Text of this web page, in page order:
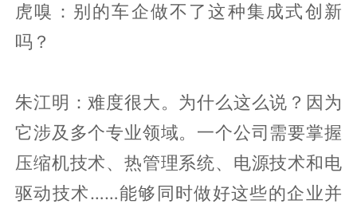
虎嗅：别的车企做不了这种集成式创新
吗？
朱江明：难度很大。为什么这么说？因为
它涉及多个专业领域。一个公司需要掌握
压缩机技术、热管理系统、电源技术和电
驱动技术……能够同时做好这些的企业并